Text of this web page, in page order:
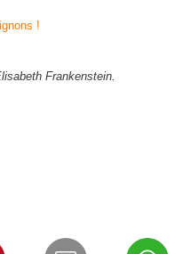
!
Frankenstein.